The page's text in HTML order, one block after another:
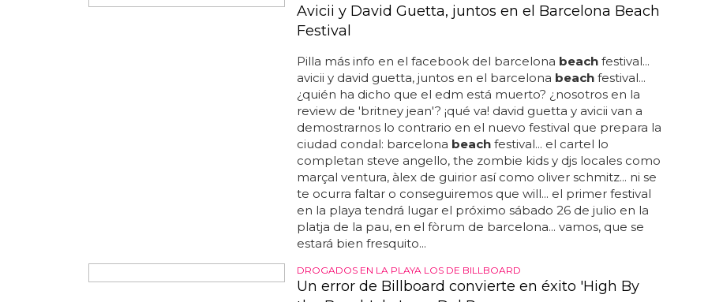
Las morbosas fotos de rogan o'connor de 'ex on the beach'
desnudo, azotado y con nata untada en el culo... ¿y cómo lo
hicieron? con strippers y mucha nata... roga se queda a
cuatro patas en ropa interior, se la arrancan, le azotan y le
untan en culo de nata para disfrute de... rogan o'connor
desnudo: de 'ex on thebeach' a estar en pelotas en el agua...
rogan celebraba su cumpleaños por todo lo alto con sus
amigos, para disfrutar de sus 28 años recién cumplidos... mira
a rogan o'connor desnudo, azotado y con nata en el culo...
pero no tenemos claro si el último desnudo de rogan
o'connor sea como a él le hubiera gustado... las estrellas de
reality shows al estilo de 'jersey shore' tienen un cometido en
esta vida: convertirse en famosos...
EDM A TOPE
Festival